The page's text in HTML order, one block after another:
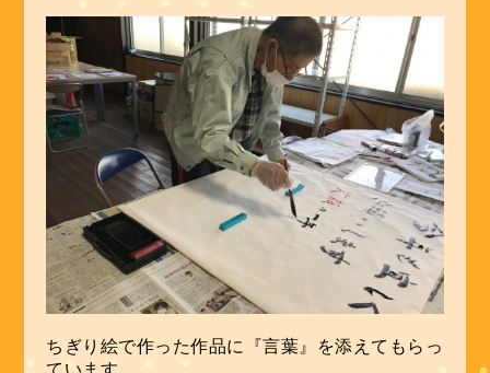
ちぎり絵で作った作品に『言葉』を添えてもらっ